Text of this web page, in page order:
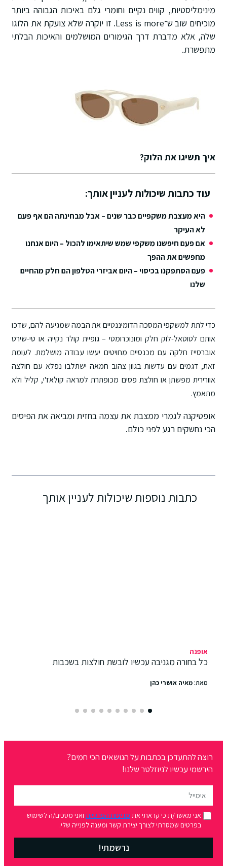
מינימליסטיות, קווים נקיים וחומרי גלם באיכות הגבוהה ביותר
מוכיחים שוב ש־Less is more. זו יוקרה שלא צועקת את הלוגו
שלה, אלא מדברת דרך הגימורים המושלמים והאיכות הבלתי
מתפשרת.
איך תשיגו את הלוק?
עוד כתבות שיכולות לעניין אותך:
היא מעצבת משקפיים כבר שנים – אבל מבחינתה הם אף פעם
לא העיקר
אם פעם חיפשנו משקפי שמש שיתאימו להכול – היום אנחנו
מחפשים את ההפך
פעם הסתפקנו בכיסוי – היום אביזרי הטלפון הם חלק מהחיים
שלנו
כדי לתת למשקפי המסכה הדומיננטיים את הבמה שמגיעה להם, שדכו
אותם לטוטאל-לוק חלק ומונוכרומטי – גופיית קולר נקייה או טי-שירט
אוברסייז חלקה עם מכנסיים מחויטים יעשו עבודה מושלמת. לעומת
זאת, דגמים עם עדשות בגוון צהוב חמאה ישתלבו נפלא עם חולצה
אוורירית מפשתן או חולצת פסים מכופתרת למראה קולאז'י, קליל ולא
מתאמץ.
אופטיקנה לגמרי ממצבת את עצמה בחזית ומביאה את הפיסים
הכי נחשקים רגע לפני כולם.
כתבות נוספות שיכולות לעניין אותך
אופנה
כל בחורה מגניבה עכשיו לובשת חולצות בשכבות
מאת:מאיה אושרי כהן
רוצה להתעדכן בכתבות על הנושאים הכי חמים?
הירשמי עכשיו לניוזלטר שלנו!
אני מאשר/ת כי קראתי את מדיניות הפרטיות ואני מסכים/ה לשימוש
בפרטים שמסרתי לצורך יצירת קשר ומענה לפנייה שלי.
נרשמתי!